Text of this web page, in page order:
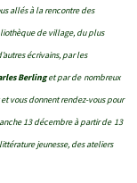
allés à la rencontre des
de village, du plus
écrivains, par les
Berlinget par de nombreux
vous donnent rendez-vous pour
13 décembre à partir de 13
jeunesse, des ateliers